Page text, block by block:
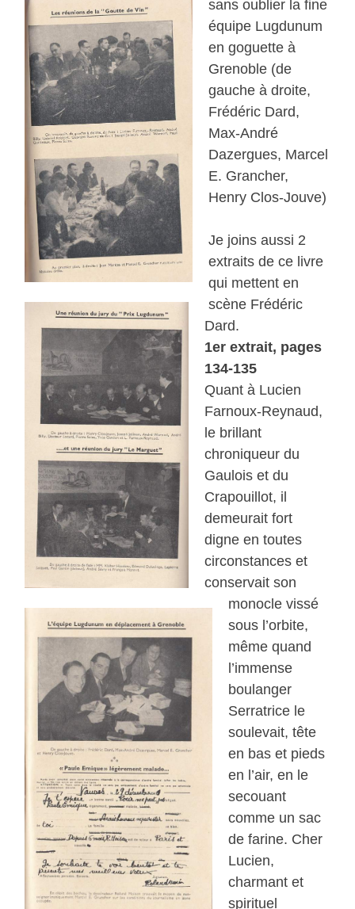
sans oublier la fine
équipe Lugdunum
en goguette à
Grenoble (de
gauche à droite,
Frédéric Dard,
Max-André
Dazergues, Marcel
E. Grancher,
Henry Clos-Jouve)
Je joins aussi 2
extraits de ce livre
qui mettent en
scène Frédéric
Dard.
1er extrait, pages
134-135
Quant à Lucien
Farnoux-Reynaud,
le brillant
chroniqueur du
Gaulois et du
Crapouillot, il
demeurait fort
digne en toutes
circonstances et
conservait son
monocle vissé
sous l’orbite,
même quand
l’immense
boulanger
Serratrice le
soulevait, tête
en bas et pieds
en l’air, en le
secouant
comme un sac
de farine. Cher
Lucien,
charmant et
spirituel